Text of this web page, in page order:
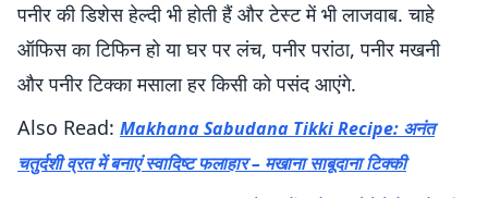
पनीर की डिशेस हेल्दी भी होती हैं और टेस्ट में भी लाजवाब. चाहे
ऑफिस का टिफिन हो या घर पर लंच, पनीर परांठा, पनीर मखनी
और पनीर टिक्का मसाला हर किसी को पसंद आएंगे.
Also Read: Makhana Sabudana Tikki Recipe: अनंत
चतुर्दशी व्रत में बनाएं स्वादिष्ट फलाहार – मखाना साबूदाना टिक्की